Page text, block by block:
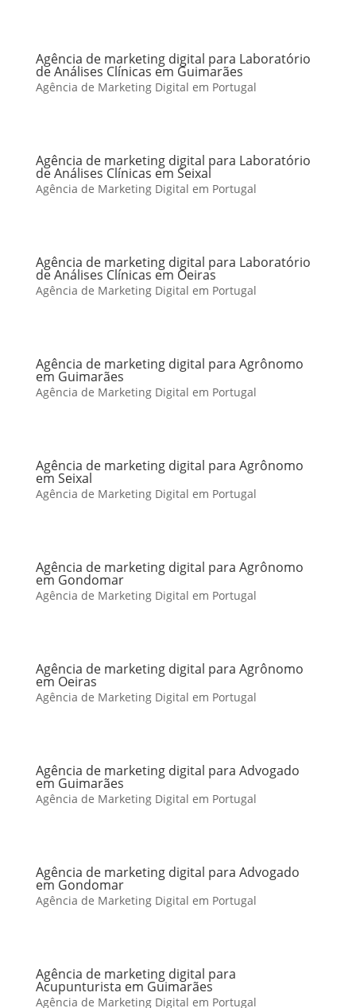
Agência de marketing digital para Laboratório
de Análises Clínicas em Guimarães
Agência de Marketing Digital em Portugal
Agência de marketing digital para Laboratório
de Análises Clínicas em Seixal
Agência de Marketing Digital em Portugal
Agência de marketing digital para Laboratório
de Análises Clínicas em Oeiras
Agência de Marketing Digital em Portugal
Agência de marketing digital para Agrônomo
em Guimarães
Agência de Marketing Digital em Portugal
Agência de marketing digital para Agrônomo
em Seixal
Agência de Marketing Digital em Portugal
Agência de marketing digital para Agrônomo
em Gondomar
Agência de Marketing Digital em Portugal
Agência de marketing digital para Agrônomo
em Oeiras
Agência de Marketing Digital em Portugal
Agência de marketing digital para Advogado
em Guimarães
Agência de Marketing Digital em Portugal
Agência de marketing digital para Advogado
em Gondomar
Agência de Marketing Digital em Portugal
Agência de marketing digital para
Acupunturista em Guimarães
Agência de Marketing Digital em Portugal